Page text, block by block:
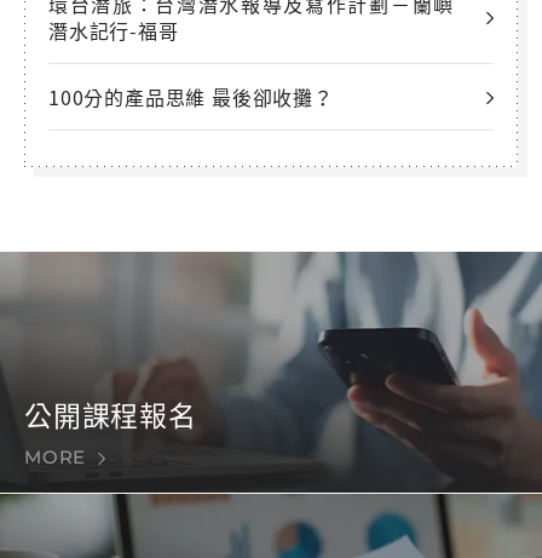
潛水記行-福哥
100分的產品思維 最後卻收攤？
公開課程報名
MORE